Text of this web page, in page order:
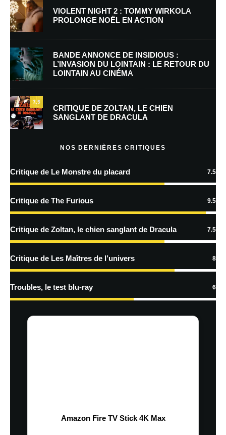
E-mail
Enregistrer mon nom, mon e-mail et mon site dans le navigateur pour
mon prochain commentaire.
Prévenez-moi de tous les nouveaux commentaires par e-mail.
Prévenez-moi de tous les nouveaux articles par e-mail.
En savoir
traitées
VIOLENT NIGHT 2 : TOMMY WIRKOLA
PROLONGE NOËL EN ACTION
BANDE ANNONCE DE INSIDIOUS :
L’INVASION DU LOINTAIN : LE RETOUR DU
LOINTAIN AU CINÉMA
7.5
CRITIQUE DE ZOLTAN, LE CHIEN
SANGLANT DE DRACULA
NOS DERNIÈRES CRITIQUES
Critique de Le Monstre du placard 7.5
Critique de The Furious 9.5
Critique de Zoltan, le chien sanglant de Dracula 7.5
Critique de Les Maîtres de l’univers 8
Troubles, le test blu-ray 6
Amazon Fire TV Stick 4K Max